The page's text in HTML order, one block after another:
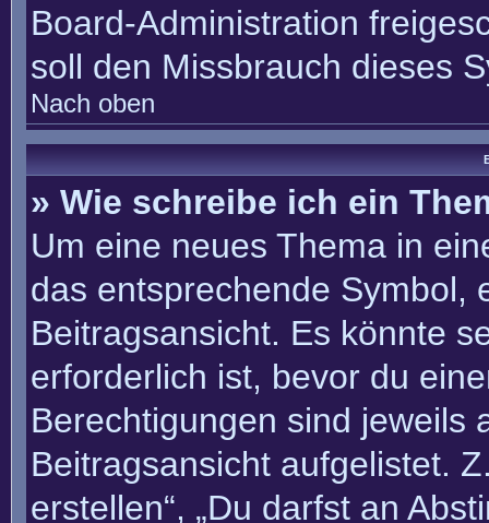
Board-Administration
soll den Missbrauch dieses
Nach oben
» Wie schreibe ich ein
Um eine neues Thema in
das entsprechende Symbol,
Beitragsansicht. Es könnte
erforderlich ist, bevor du
Berechtigungen sind jeweils
Beitragsansicht aufgelistet.
erstellen“, „Du darfst an